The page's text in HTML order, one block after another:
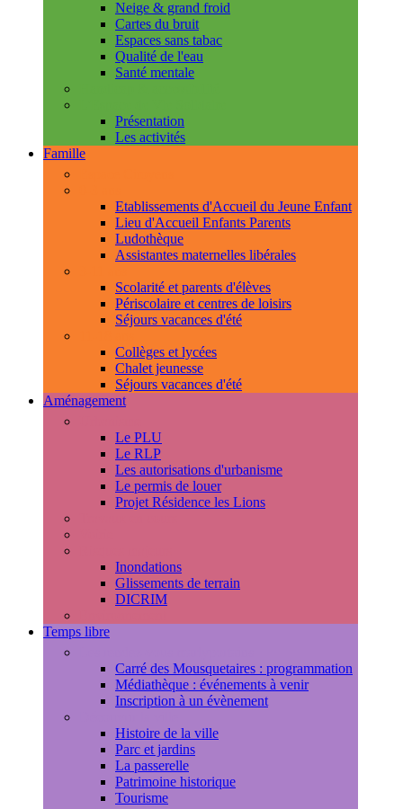
Neige & grand froid
Cartes du bruit
Espaces sans tabac
Qualité de l'eau
Santé mentale
Présentation
Les activités
Famille
Etablissements d'Accueil du Jeune Enfant
Lieu d'Accueil Enfants Parents
Ludothèque
Assistantes maternelles libérales
Scolarité et parents d'élèves
Périscolaire et centres de loisirs
Séjours vacances d'été
Collèges et lycées
Chalet jeunesse
Séjours vacances d'été
Aménagement
Le PLU
Le RLP
Les autorisations d'urbanisme
Le permis de louer
Projet Résidence les Lions
Inondations
Glissements de terrain
DICRIM
Temps libre
Carré des Mousquetaires : programmation
Médiathèque : événements à venir
Inscription à un évènement
Histoire de la ville
Parc et jardins
La passerelle
Patrimoine historique
Tourisme